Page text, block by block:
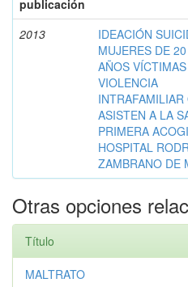
publicación
2013
IDEACIÓN
MUJERES DE
AÑOS
VIOLENCIA
INTRAFAMILIAR
ASISTEN A LA
PRIMERA
HOSPITAL
ZAMBRANO DE
Otras opciones
Título
MALTRATO